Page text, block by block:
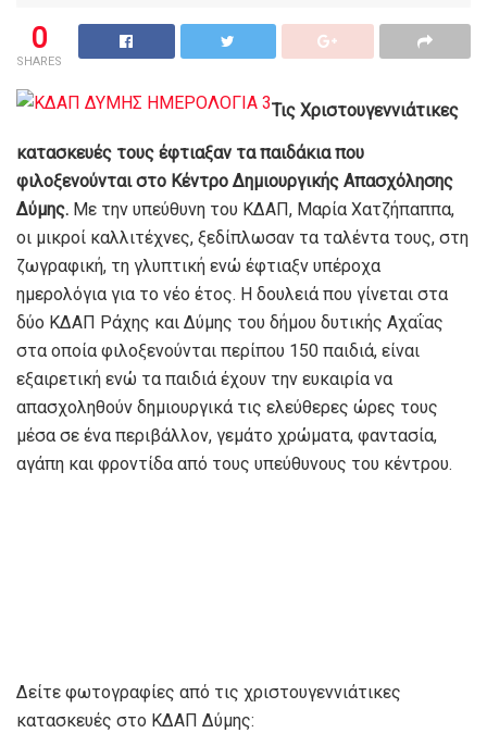
0
SHARES
Τις Χριστουγεννιάτικες
κατασκευές τους έφτιαξαν τα παιδάκια που
φιλοξενούνται στο Κέντρο Δημιουργικής Απασχόλησης
Δύμης. Με την υπεύθυνη του ΚΔΑΠ, Μαρία Χατζήπαππα,
οι μικροί καλλιτέχνες, ξεδίπλωσαν τα ταλέντα τους, στη
ζωγραφική, τη γλυπτική ενώ έφτιαξν υπέροχα
ημερολόγια για το νέο έτος. Η δουλειά που γίνεται στα
δύο ΚΔΑΠ Ράχης και Δύμης του δήμου δυτικής Αχαΐας
στα οποία φιλοξενούνται περίπου 150 παιδιά, είναι
εξαιρετική ενώ τα παιδιά έχουν την ευκαιρία να
απασχοληθούν δημιουργικά τις ελεύθερες ώρες τους
μέσα σε ένα περιβάλλον, γεμάτο χρώματα, φαντασία,
αγάπη και φροντίδα από τους υπεύθυνους του κέντρου.
Δείτε φωτογραφίες από τις χριστουγεννιάτικες
κατασκευές στο ΚΔΑΠ Δύμης: